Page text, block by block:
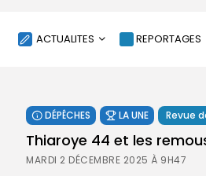
ACTUALITES
SOCIÉTÉ
ÉCONOMIE
CULTURE
REPORTAGES
DÉPÊCHES LA UNE Revue
Thiaroye 44 et les
MARDI 2 DÉCEMBRE 2025 À 9H47